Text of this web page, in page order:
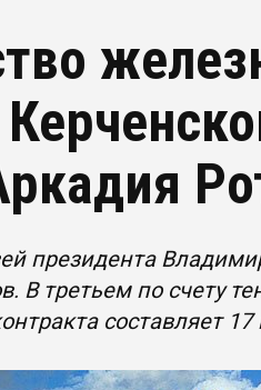
президента
В третьем по счету
составляет